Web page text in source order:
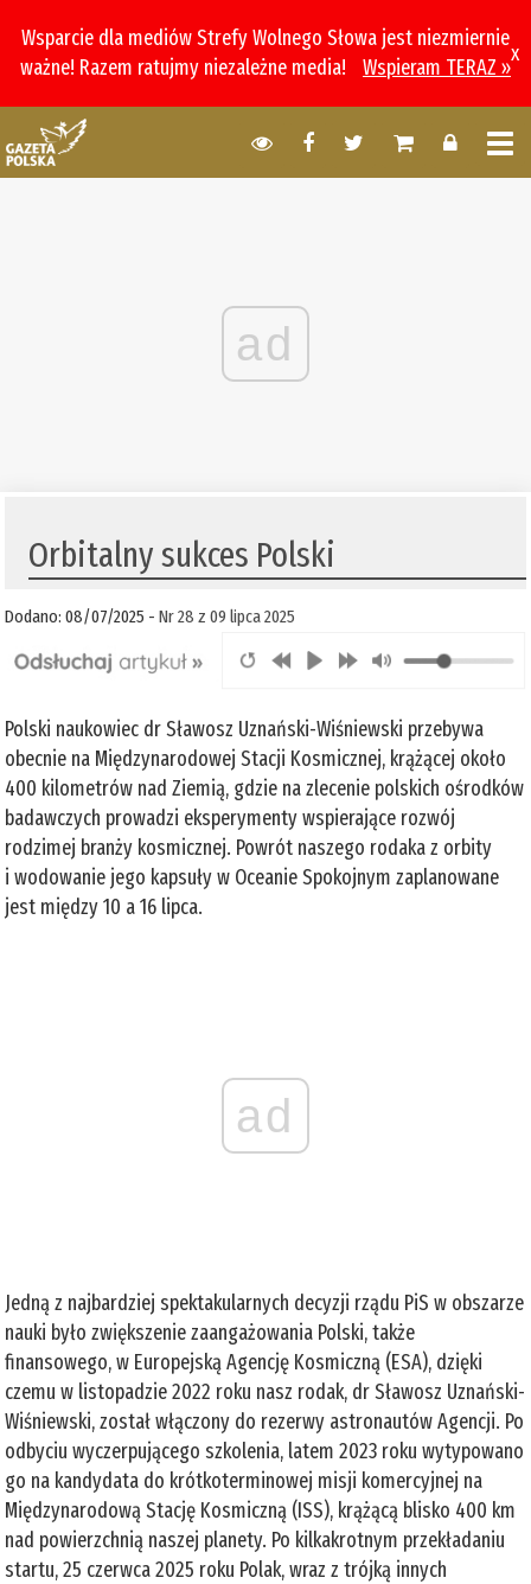
Wsparcie dla mediów Strefy Wolnego Słowa jest niezmiernie
ważne! Razem ratujmy niezależne media!
Wspieram TERAZ »
x
ad
Orbitalny sukces Polski
Dodano: 08/07/2025 -Nr 28 z 09 lipca 2025
Polski naukowiec dr Sławosz Uznański-Wiśniewski przebywa
obecnie na Międzynarodowej Stacji Kosmicznej, krążącej około
400 kilometrów nad Ziemią, gdzie na zlecenie polskich ośrodków
badawczych prowadzi eksperymenty wspierające rozwój
rodzimej branży kosmicznej. Powrót naszego rodaka z orbity
i wodowanie jego kapsuły w Oceanie Spokojnym zaplanowane
jest między 10 a 16 lipca.
ad
Jedną z najbardziej spektakularnych decyzji rządu PiS w obszarze
nauki było zwiększenie zaangażowania Polski, także
finansowego, w Europejską Agencję Kosmiczną (ESA), dzięki
czemu w listopadzie 2022 roku nasz rodak, dr Sławosz Uznański-
Wiśniewski, został włączony do rezerwy astronautów Agencji. Po
odbyciu wyczerpującego szkolenia, latem 2023 roku wytypowano
go na kandydata do krótkoterminowej misji komercyjnej na
Międzynarodową Stację Kosmiczną (ISS), krążącą blisko 400 km
nad powierzchnią naszej planety. Po kilkakrotnym przekładaniu
startu, 25 czerwca 2025 roku Polak, wraz z trójką innych